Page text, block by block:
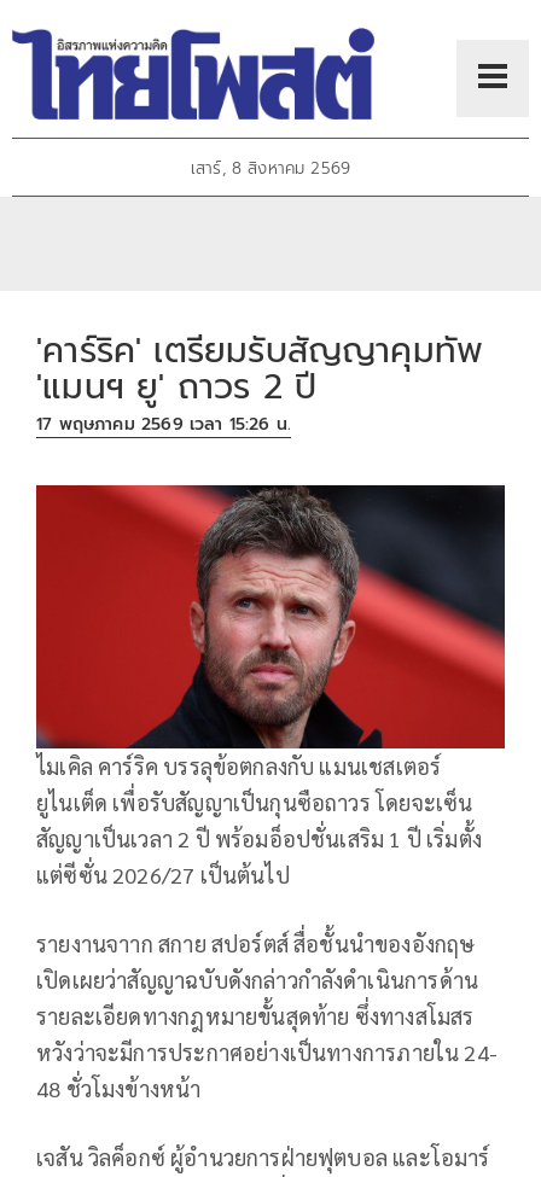
เสาร์, 8 สิงหาคม 2569
'คาร์ริค' เตรียมรับสัญญาคุมทัพ
'แมนฯ ยู' ถาวร 2 ปี
17 พฤษภาคม 2569 เวลา 15:26 น.
ไมเคิล คาร์ริค บรรลุข้อตกลงกับ แมนเชสเตอร์
ยูไนเต็ด เพื่อรับสัญญาเป็นกุนซือถาวร โดยจะเซ็น
สัญญาเป็นเวลา 2 ปี พร้อมอ็อปชั่นเสริม 1 ปี เริ่มตั้ง
แต่ซีซั่น 2026/27 เป็นต้นไป
รายงานจาาก สกาย สปอร์ตส์ สื่อชั้นนำของอังกฤษ
เปิดเผยว่าสัญญาฉบับดังกล่าวกำลังดำเนินการด้าน
รายละเอียดทางกฎหมายขั้นสุดท้าย ซึ่งทางสโมสร
หวังว่าจะมีการประกาศอย่างเป็นทางการภายใน 24-
48 ชั่วโมงข้างหน้า
เจสัน วิลค็อกซ์ ผู้อำนวยการฝ่ายฟุตบอล และโอมาร์